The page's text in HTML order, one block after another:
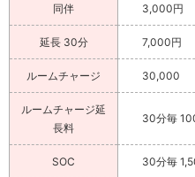
同伴 3,000円
延長 30分 7,000円
ルームチャージ 30,000
ルームチャージ延
長料
30分毎
SOC 30分毎